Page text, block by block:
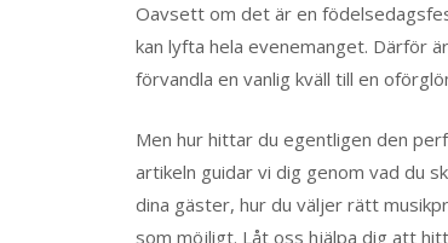
Oavsett om det är en
kan lyfta hela evenemanget. Därför
förvandla en vanlig kväll till en
Men hur hittar du egentligen den
artikeln guidar vi dig genom vad du
dina gäster, hur du väljer rätt
som möjligt. Låt oss hjälpa dig att